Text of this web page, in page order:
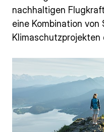
nachhaltigen
eine Kombination von
Klimaschutzprojekten